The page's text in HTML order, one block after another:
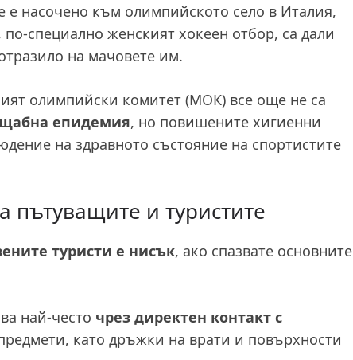
насочено към олимпийското село в Италия,
специално женският хокеен отбор, са дали
на мачовете им.
олимпийски комитет (МОК) все още не са
епидемия, но повишените хигиенни
на здравното състояние на спортистите
пътуващите и туристите
туристи е нисък, ако спазвате основните
най-често чрез директен контакт с
като дръжки на врати и повърхности